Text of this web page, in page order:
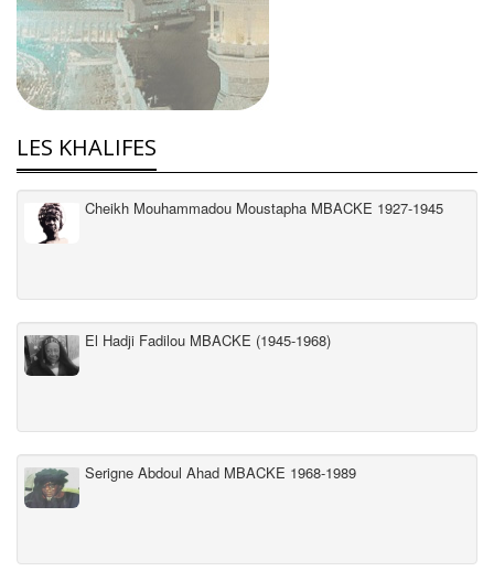
LES KHALIFES
Cheikh Mouhammadou Moustapha MBACKE 1927-1945
El Hadji Fadilou MBACKE (1945-1968)
Serigne Abdoul Ahad MBACKE 1968-1989